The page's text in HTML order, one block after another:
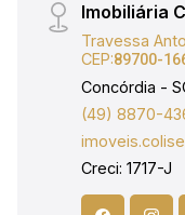
Imobiliária
Travessa
CEP:89700-
Concórdia -
(49) 8870-
Creci: 1717-J